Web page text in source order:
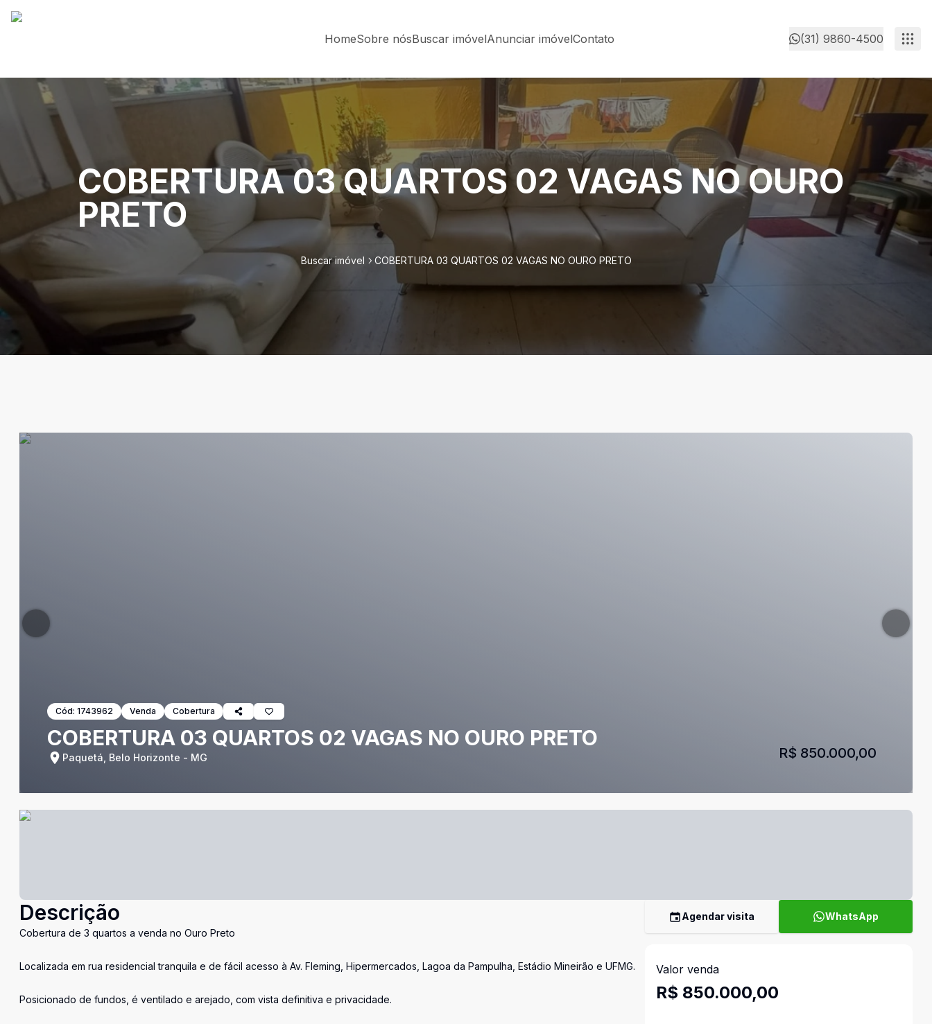
HomeSobre nósBuscar imóvelAnunciar imóvelContato (31) 9860-4500
COBERTURA 03 QUARTOS 02 VAGAS NO OURO
PRETO
Buscar imóvel COBERTURA 03 QUARTOS 02 VAGAS NO OURO PRETO
Cód: 1743962 Venda Cobertura
COBERTURA 03 QUARTOS 02 VAGAS NO OURO PRETO
Paquetá, Belo Horizonte - MG R$ 850.000,00
Descrição
Cobertura de 3 quartos a venda no Ouro Preto
Localizada em rua residencial tranquila e de fácil acesso à Av. Fleming, Hipermercados, Lagoa da Pampulha, Estádio Mineirão e UFMG.
Posicionado de fundos, é ventilado e arejado, com vista definitiva e privacidade.
Agendar visita WhatsApp
Valor venda
R$ 850.000,00